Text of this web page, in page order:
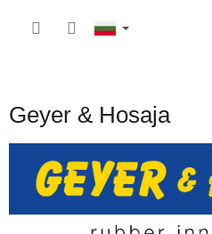
Geyer & Hosaja